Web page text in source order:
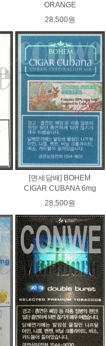
ORANGE
28,500원
[면세담배] BOHEM
CIGAR CUBANA 6mg
28,500원